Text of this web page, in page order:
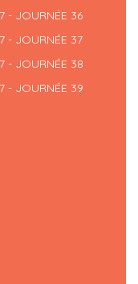
- JOURNÉE 36
- JOURNÉE 37
- JOURNÉE 38
- JOURNÉE 39